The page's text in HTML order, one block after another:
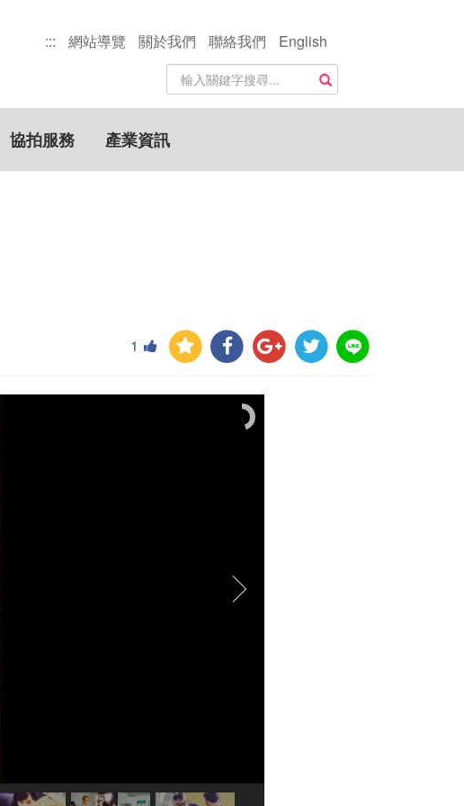
::: 網站導覽 關於我們 聯絡我們
English
站
內
搜
尋
關
鍵
搜尋
協拍服務 產業資訊
1